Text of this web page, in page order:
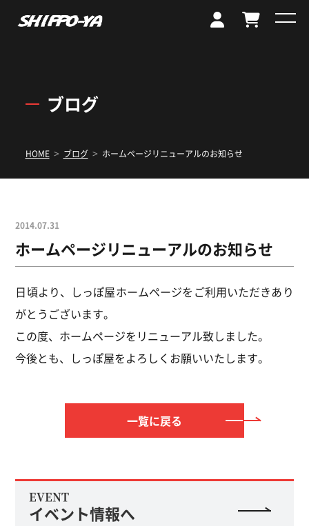
ブログ
HOME > ブログ > ホームページリニューアルのお知らせ
2014.07.31
ホームページリニューアルのお知らせ
日頃より、しっぽ屋ホームページをご利用いただきあり
がとうございます。
この度、ホームページをリニューアル致しました。
今後とも、しっぽ屋をよろしくお願いいたします。
一覧に戻る
EVENT
イベント情報へ